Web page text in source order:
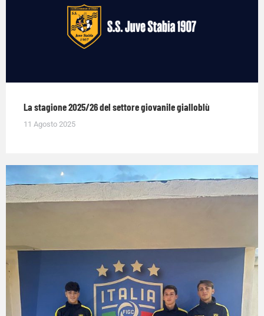
La stagione 2025/26 del settore giovanile gialloblù
11 Agosto 2025